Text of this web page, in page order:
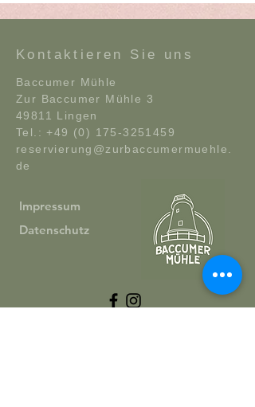
Kontaktieren Sie uns
Baccumer Mühle
Zur Baccumer Mühle 3
49811 Lingen
Tel.: +49 (0) 175-3251459
reservierung@zurbaccumermuehle.
de
Impressum
Datenschutz